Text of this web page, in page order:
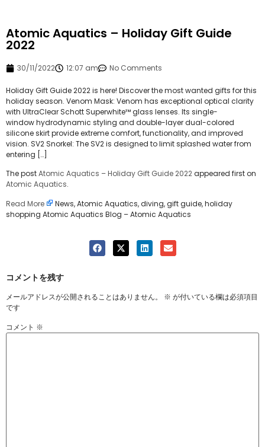
Atomic Aquatics – Holiday Gift Guide
2022
30/11/2022 12:07 am No Comments
Holiday Gift Guide 2022 is here! Discover the most wanted gifts for this
holiday season. Venom Mask: Venom has exceptional optical clarity
with UltraClear Schott Superwhite™ glass lenses. Its single-
window hydrodynamic styling and double-layer dual-colored
silicone skirt provide extreme comfort, functionality, and improved
vision. SV2 Snorkel: The SV2 is designed to limit splashed water from
entering […]
The postAtomic Aquatics – Holiday Gift Guide 2022appeared first on
Atomic Aquatics.
Read More
News, Atomic Aquatics, diving, gift guide, holiday
shopping Atomic Aquatics Blog – Atomic Aquatics
コメントを残す
メールアドレスが公開されることはありません。 ※ が付いている欄は必須項目
です
コメント ※